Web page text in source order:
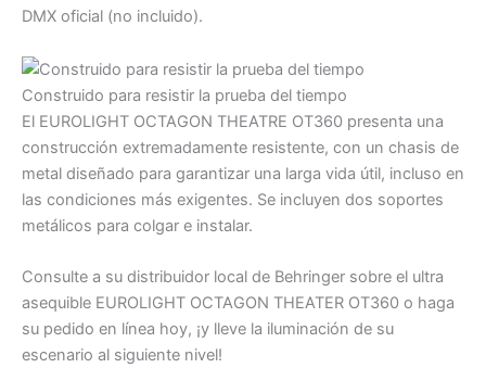
DMX oficial (no incluido).
Construido para resistir la prueba del tiempo
El EUROLIGHT OCTAGON THEATRE OT360 presenta una
construcción extremadamente resistente, con un chasis de
metal diseñado para garantizar una larga vida útil, incluso en
las condiciones más exigentes. Se incluyen dos soportes
metálicos para colgar e instalar.
Consulte a su distribuidor local de Behringer sobre el ultra
asequible EUROLIGHT OCTAGON THEATER OT360 o haga
su pedido en línea hoy, ¡y lleve la iluminación de su
escenario al siguiente nivel!